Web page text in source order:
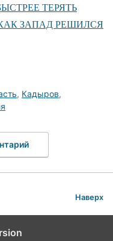
ТЕРЯТЬ
ЗАПАД РЕШИЛСЯ
, Кадыров,
Наверх